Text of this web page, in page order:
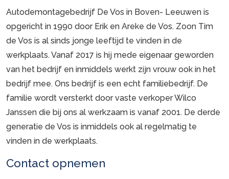
Autodemontagebedrijf De Vos in Boven- Leeuwen is
opgericht in 1990 door Erik en Areke de Vos. Zoon Tim
de Vos is al sinds jonge leeftijd te vinden in de
werkplaats. Vanaf 2017 is hij mede eigenaar geworden
van het bedrijf en inmiddels werkt zijn vrouw ook in het
bedrijf mee. Ons bedrijf is een echt familiebedrijf. De
familie wordt versterkt door vaste verkoper Wilco
Janssen die bij ons al werkzaam is vanaf 2001. De derde
generatie de Vos is inmiddels ook al regelmatig te
vinden in de werkplaats.
Contact opnemen